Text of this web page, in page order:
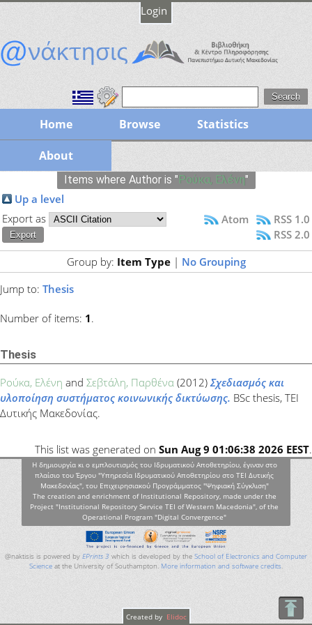
Login
Home Browse Statistics
About
Items where Author is "Ρούκα, Ελένη"
Up a level
Export as
Atom
RSS 1.0
RSS 2.0
Group by: Item Type| No Grouping
Jump to: Thesis
Number of items: 1.
Thesis
Ρούκα, Ελένη and Σεβτάλη, Παρθένα (2012) Σχεδιασμός και
υλοποίηση συστήματος κοινωνικής δικτύωσης. BSc thesis, ΤΕΙ
Δυτικής Μακεδονίας.
This list was generated on Sun Aug 9 01:06:38 2026 EEST.
Η δημιουργία κι ο εμπλουτισμός του Ιδρυματικού Αποθετηρίου, έγιναν στο
πλαίσιο του Έργου "Υπηρεσία Ιδρυματικού Αποθετηρίου στο ΤΕΙ Δυτικής
Μακεδονίας", του Επιχειρησιακού Προγράμματος "Ψηφιακή Σύγκλιση"
The creation and enrichment of Institutional Repository, made under the
Project "Institutional Repository Service TEI of Western Macedonia", of the
Operational Program "Digital Convergence"
@naktisis is powered by EPrints 3 which is developed by the School of Electronics and Computer
Science at the University of Southampton. More information and software credits.
Created by Elidoc